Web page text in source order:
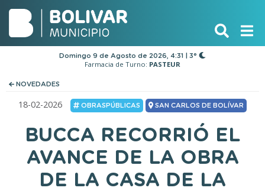
Domingo 9 de Agosto de 2026, 4:31 | 3°
Farmacia de Turno: PASTEUR
NOVEDADES
18-02-2026 OBRASPÚBLICAS SAN CARLOS DE BOLÍVAR
BUCCA RECORRIÓ EL
AVANCE DE LA OBRA
DE LA CASA DE LA